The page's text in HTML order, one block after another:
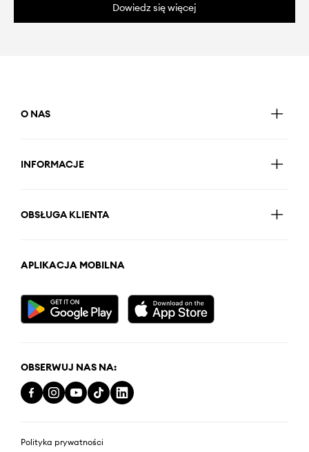
Dowiedz się więcej
O NAS
INFORMACJE
OBSŁUGA KLIENTA
APLIKACJA MOBILNA
OBSERWUJ NAS NA:
Polityka prywatności